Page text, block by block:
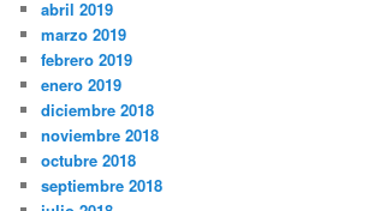
abril 2019
marzo 2019
febrero 2019
enero 2019
diciembre 2018
noviembre 2018
octubre 2018
septiembre 2018